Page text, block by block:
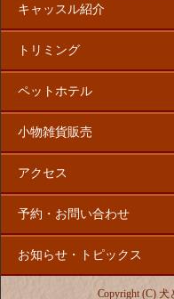
キャッスル紹介
トリミング
ペットホテル
小物雑貨販売
アクセス
予約・お問い合わせ
お知らせ・トピックス
Copyright (C)